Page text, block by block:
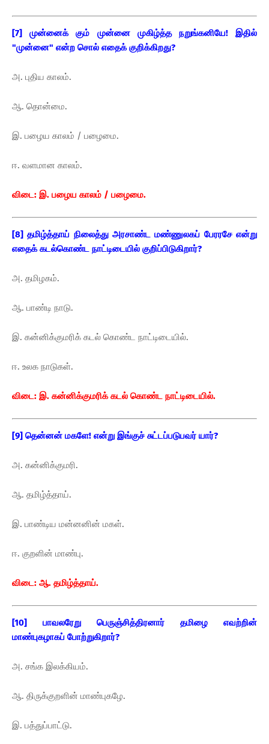
[7] முன்னைக் கும் முன்னை முகிழ்த்த நறுங்கனியே! இதில்
"முன்னை" என்ற சொல் எதைக் குறிக்கிறது?
அ. புதிய காலம்.
ஆ. தொன்மை.
இ. பழைய காலம் / பழைமை.
ஈ. வளமான காலம்.
விடை: இ. பழைய காலம் / பழைமை.
[8] தமிழ்த்தாய் நிலைத்து அரசாண்ட மண்ணுலகப் பேரரசே என்று
எதைக் கடல்கொண்ட நாட்டிடையில் குறிப்பிடுகிறார்?
அ. தமிழகம்.
ஆ. பாண்டி நாடு.
இ. கன்னிக்குமரிக் கடல் கொண்ட நாட்டிடையில்.
ஈ. உலக நாடுகள்.
விடை: இ. கன்னிக்குமரிக் கடல் கொண்ட நாட்டிடையில்.
[9] தென்னன் மகளே! என்று இங்குச் சுட்டப்படுபவர் யார்?
அ. கன்னிக்குமரி.
ஆ. தமிழ்த்தாய்.
இ. பாண்டிய மன்னனின் மகள்.
ஈ. குறளின் மாண்பு.
விடை: ஆ. தமிழ்த்தாய்.
[10] பாவலரேறு பெருஞ்சித்திரனார் தமிழை எவற்றின்
மாண்புகழாகப் போற்றுகிறார்?
அ. சங்க இலக்கியம்.
ஆ. திருக்குறளின் மாண்புகழே.
இ. பத்துப்பாட்டு.